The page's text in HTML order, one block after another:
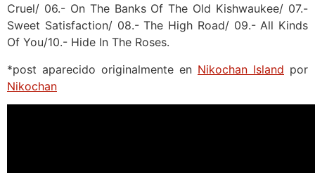
Cruel/ 06.- On The Banks Of The Old Kishwaukee/ 07.-
Sweet Satisfaction/ 08.- The High Road/ 09.- All Kinds
Of You/10.- Hide In The Roses.
*post aparecido originalmente en Nikochan Island por
Nikochan